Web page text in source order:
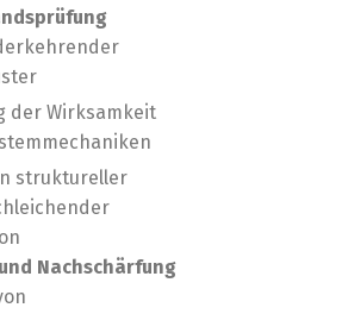
der Wirksamkeit
struktureller
Nachschärfung